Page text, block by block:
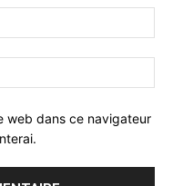
web dans ce navigateur